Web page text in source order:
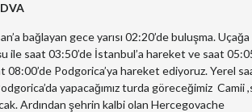
bağlayan gece yarısı 02:20’de buluşma. Uçağa
ile saat 03:50’de İstanbul’a hareket ve saat
08:00’de Podgorica’ya hareket ediyoruz. Yerel
yapacağımız turda göreceğimiz Camii
Ardından şehrin kalbi olan Hercegovache